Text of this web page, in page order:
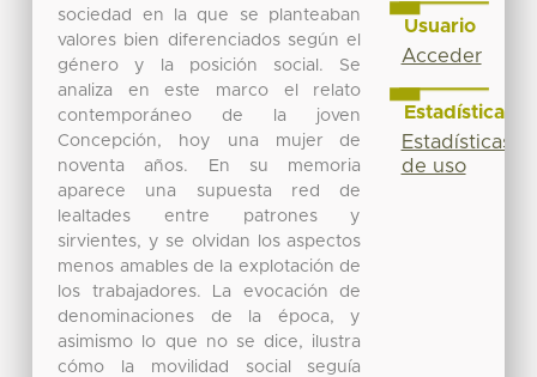
sociedad en la que se planteaban
valores bien diferenciados según el
género y la posición social. Se
analiza en este marco el relato
contemporáneo de la joven
Concepción, hoy una mujer de
noventa años. En su memoria
aparece una supuesta red de
lealtades entre patrones y
sirvientes, y se olvidan los aspectos
menos amables de la explotación de
los trabajadores. La evocación de
denominaciones de la época, y
asimismo lo que no se dice, ilustra
cómo la movilidad social seguía
Usuario
Acceder
Estadísticas
Estadísticas
de uso